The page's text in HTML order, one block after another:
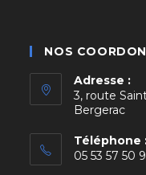
NOS
Adresse :
3, route
Bergerac
Téléphone
05 53 57 50